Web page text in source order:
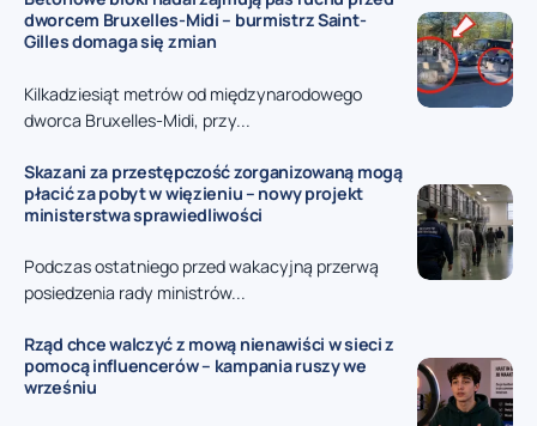
dworcem Bruxelles-Midi – burmistrz Saint-
Gilles domaga się zmian
Kilkadziesiąt metrów od międzynarodowego
dworca Bruxelles-Midi, przy...
Skazani za przestępczość zorganizowaną mogą
płacić za pobyt w więzieniu – nowy projekt
ministerstwa sprawiedliwości
Podczas ostatniego przed wakacyjną przerwą
posiedzenia rady ministrów...
Rząd chce walczyć z mową nienawiści w sieci z
pomocą influencerów – kampania ruszy we
wrześniu